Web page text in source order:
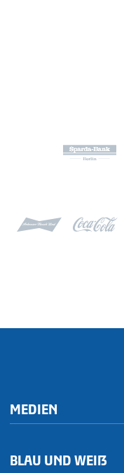
MEDIEN
Inklusives Spieltagsradio
BLAU UND WEIẞ